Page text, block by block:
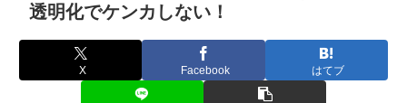
透明化でケンカしない！
X Facebook はてブ